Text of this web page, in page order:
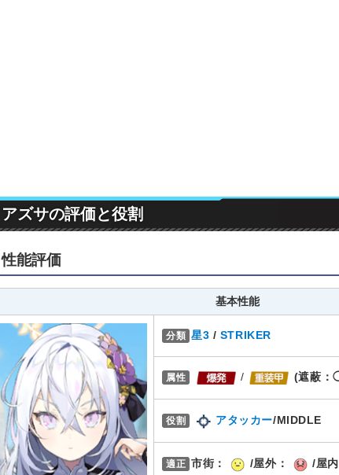
アズサの評価と役割
性能評価
基本性能
分類 星3 / STRIKER
属性 / (遮蔽：
役割 アタッカー/MIDDLE
適正 市街： /屋外： /屋内